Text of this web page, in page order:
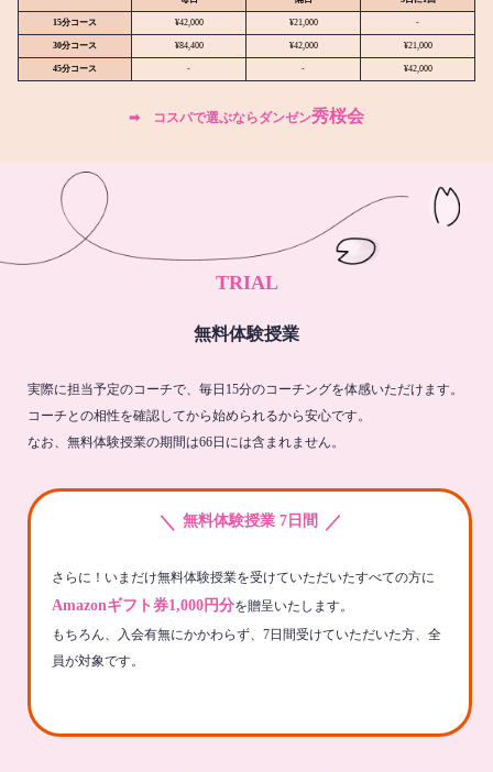
15分コース ¥42,000 ¥21,000 -
30分コース ¥84,400 ¥42,000 ¥21,000
45分コース - - ¥42,000
➡︎ コスパで選ぶならダンゼン秀桜会
TRIAL
無料体験授業
実際に担当予定のコーチで、毎日15分のコーチングを体感いただけます。
コーチとの相性を確認してから始められるから安心です。
なお、無料体験授業の期間は66日には含まれません。
＼ 無料体験授業 7日間 ／
さらに！いまだけ無料体験授業を受けていただいたすべての方に
Amazonギフト券1,000円分を贈呈いたします。
もちろん、入会有無にかかわらず、7日間受けていただいた方、全
員が対象です。